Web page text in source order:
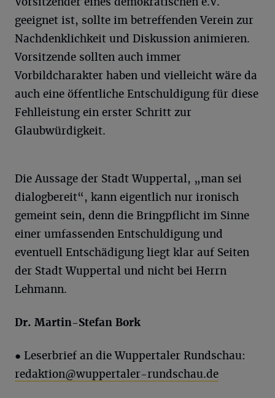
geeignet ist, sollte im betreffenden Verein zur
Nachdenklichkeit und Diskussion animieren.
Vorsitzende sollten auch immer
Vorbildcharakter haben und vielleicht wäre da
auch eine öffentliche Entschuldigung für diese
Fehlleistung ein erster Schritt zur
Glaubwürdigkeit.
Die Aussage der Stadt Wuppertal, „man sei
dialogbereit“, kann eigentlich nur ironisch
gemeint sein, denn die Bringpflicht im Sinne
einer umfassenden Entschuldigung und
eventuell Entschädigung liegt klar auf Seiten
der Stadt Wuppertal und nicht bei Herrn
Lehmann.
Dr. Martin-Stefan Bork
● Leserbrief an die Wuppertaler Rundschau:
redaktion@wuppertaler-rundschau.de